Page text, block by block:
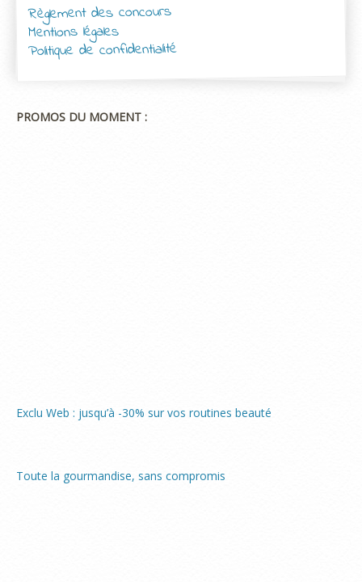
Règlement des concours
Mentions légales
Politique de confidentialité
PROMOS DU MOMENT :
Exclu Web : jusqu’à -30% sur vos routines beauté
Toute la gourmandise, sans compromis